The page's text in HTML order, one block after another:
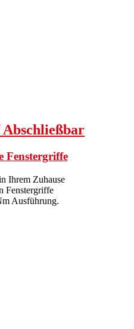
Fenstergriffe
Ihrem Zuhause
Fenstergriffe
Ausführung.